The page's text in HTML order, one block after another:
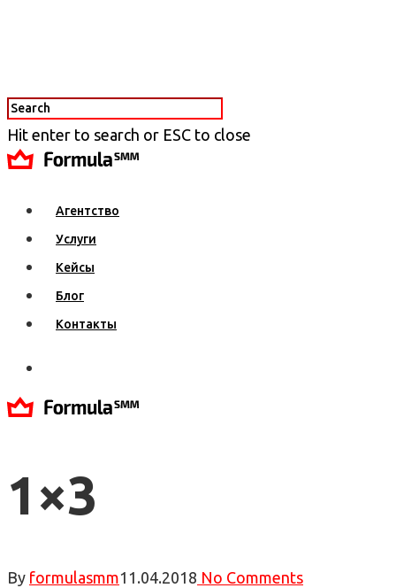
Hit enter to search or ESC to close
Агентство
Услуги
Кейсы
Блог
Контакты
1×3
By formulasmm11.04.2018 No Comments